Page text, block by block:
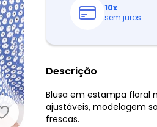
Marguerite - Blusa Floral Azul
10x
sem juros
Descrição
Blusa em estampa floral
ajustáveis, modelagem
frescas.